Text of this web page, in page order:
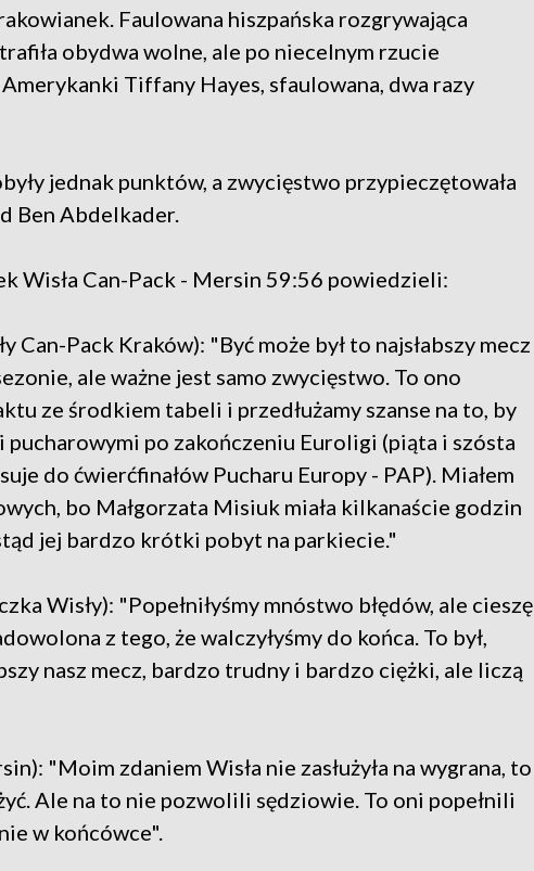
Faulowana hiszpańska rozgrywająca
obydwa wolne, ale po niecelnym rzucie
Tiffany Hayes, sfaulowana, dwa razy
jednak punktów, a zwycięstwo przypieczętowała
Ben Abdelkader.
Wisła Can-Pack - Mersin 59:56 powiedzieli:
Can-Pack Kraków): "Być może był to najsłabszy mecz
ale ważne jest samo zwycięstwo. To ono
ze środkiem tabeli i przedłużamy szanse na to, by
pucharowymi po zakończeniu Euroligi (piąta i szósta
do ćwierćfinałów Pucharu Europy - PAP). Miałem
bo Małgorzata Misiuk miała kilkanaście godzin
jej bardzo krótki pobyt na parkiecie."
Wisły): "Popełniłyśmy mnóstwo błędów, ale cieszę
z tego, że walczyłyśmy do końca. To był,
nasz mecz, bardzo trudny i bardzo ciężki, ale liczą
"Moim zdaniem Wisła nie zasłużyła na wygrana, to
Ale na to nie pozwolili sędziowie. To oni popełnili
w końcówce".